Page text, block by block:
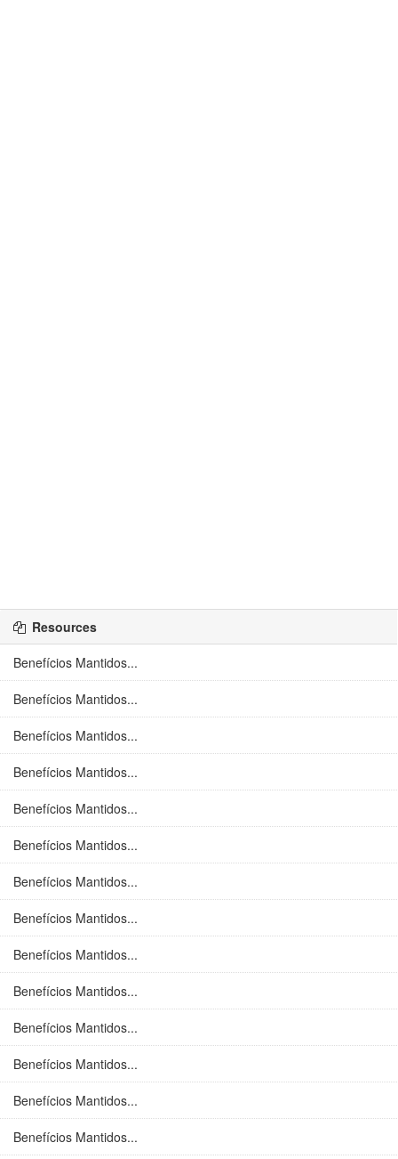
Resources
Benefícios Mantidos...
Benefícios Mantidos...
Benefícios Mantidos...
Benefícios Mantidos...
Benefícios Mantidos...
Benefícios Mantidos...
Benefícios Mantidos...
Benefícios Mantidos...
Benefícios Mantidos...
Benefícios Mantidos...
Benefícios Mantidos...
Benefícios Mantidos...
Benefícios Mantidos...
Benefícios Mantidos...